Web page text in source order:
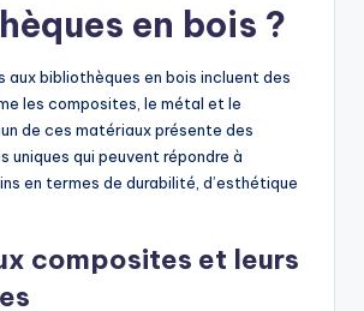
en bois ?
aux bibliothèques en bois incluent des
les composites, le métal et le
de ces matériaux présente des
uniques qui peuvent répondre à
en termes de durabilité, d’esthétique
composites et leurs